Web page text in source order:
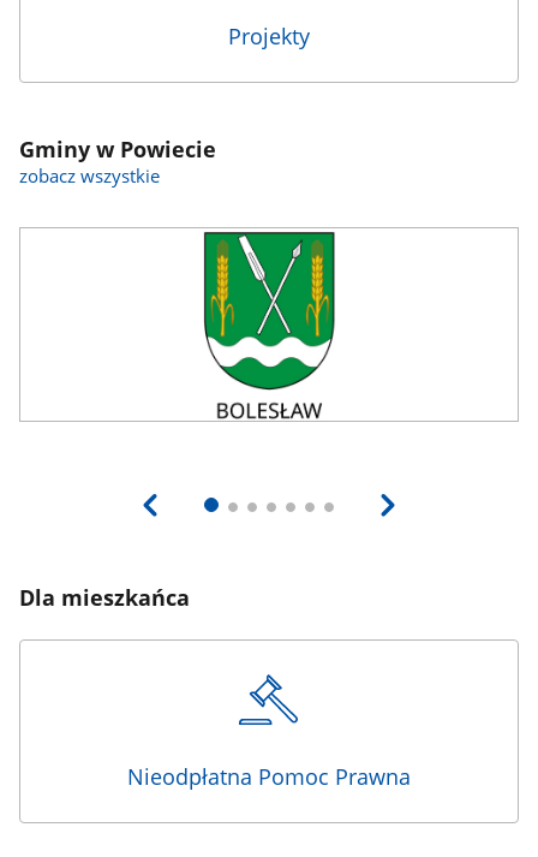
Projekty
Gminy w Powiecie
zobacz wszystkie
Dla mieszkańca
Nieodpłatna Pomoc Prawna